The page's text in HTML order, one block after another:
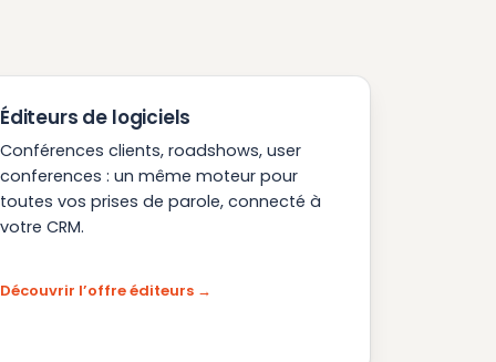
Éditeurs de logiciels
Conférences clients, roadshows, user
conferences : un même moteur pour
toutes vos prises de parole, connecté à
votre CRM.
Découvrir l’offre éditeurs